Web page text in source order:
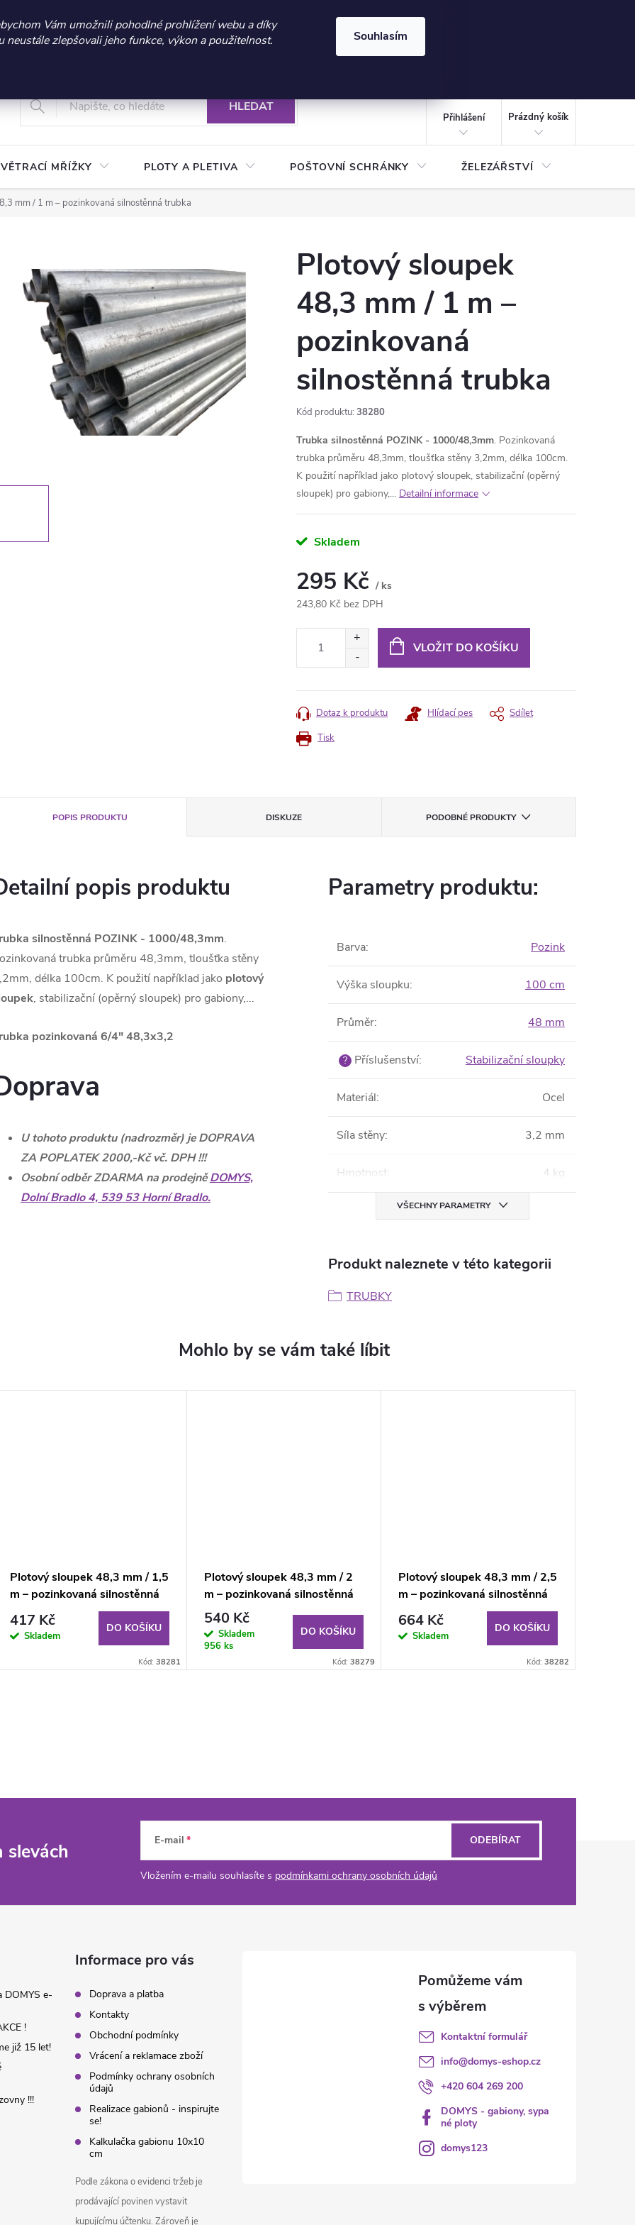
sleva 300 Kč při nákupu nad 3.000 Kč | Platnost do 21.9.2026 ⏰ | Kód: LÉTO2026
Vám umožnili pohodlné prohlížení webu a díky
neustále zlepšovali jeho funkce, výkon a použitelnost.
Souhlasím
+420 604 269 200
Vrácení a reklamace zboží Podmínky ochrany osobních údajů
HLEDAT
Přihlášení
KOŠÍK
Prázdný košík
VĚTRACÍ MŘÍŽKY PLOTY A PLETIVA POŠTOVNÍ SCHRÁNKY ŽELEZÁŘSTVÍ
mm / 1 m – pozinkovaná silnostěnná trubka
Plotový sloupek
48,3 mm / 1 m –
pozinkovaná
silnostěnná trubka
Kód produktu: 38280
Trubka silnostěnná POZINK - 1000/48,3mm. Pozinkovaná
trubka průměru 48,3mm, tloušťka stěny 3,2mm, délka 100cm.
K použití například jako plotový sloupek, stabilizační (opěrný
sloupek) pro gabiony,... Detailní informace
Skladem
295 Kč / ks
243,80 Kč bez DPH
VLOŽIT DO KOŠÍKU
Tisk
Dotaz k produktu Hlídací pes Sdílet
POPIS PRODUKTU DISKUZE PODOBNÉ PRODUKTY
popis produktu
silnostěnná POZINK - 1000/48,3mm.
trubka průměru 48,3mm, tloušťka stěny
délka 100cm. K použití například jako plotový
, stabilizační (opěrný sloupek) pro gabiony,...
pozinkovaná 6/4" 48,3x3,2
U tohoto produktu (nadrozměr) je DOPRAVA
ZA POPLATEK 2000,-Kč vč. DPH !!!
Osobní odběr ZDARMA na prodejně DOMYS,
Dolní Bradlo 4, 539 53 Horní Bradlo.
Parametry produktu:
Barva: Pozink
Výška sloupku: 100 cm
Průměr: 48 mm
? Příslušenství: Stabilizační sloupky
Materiál: Ocel
Síla stěny: 3,2 mm
Hmotnost: 4 kg
VŠECHNY PARAMETRY
Produkt naleznete v této kategorii
TRUBKY
Plotový sloupek 48,3 mm / 1,5
m – pozinkovaná silnostěnná
trubka
417 Kč
Skladem
DO KOŠÍKU
Kód: 38281
Plotový sloupek 48,3 mm / 2
m – pozinkovaná silnostěnná
trubka
540 Kč
Skladem
956 ks
DO KOŠÍKU
Kód: 38279
Plotový sloupek 48,3 mm / 2,5
m – pozinkovaná silnostěnná
trubka
664 Kč
Skladem
DO KOŠÍKU
Kód: 38282
slevách E-mail
Vložením e-mailu souhlasíte s podmínkami ochrany osobních údajů
ODEBÍRAT
DOMYS e-
!
již 15 let!
!!!
Informace pro vás
Doprava a platba
Kontakty
Obchodní podmínky
Vrácení a reklamace zboží
Podmínky ochrany osobních
údajů
Realizace gabionů - inspirujte
se!
Kalkulačka gabionu 10x10
cm
Podle zákona o evidenci tržeb je
prodávající povinen vystavit
kupujícímu účtenku. Zároveň je
Kontaktní formulář
info@domys-eshop.cz
+420 604 269 200
DOMYS - gabiony, sypa
né ploty
domys123